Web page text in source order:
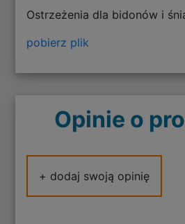
Ostrzeżenia dla bidonów i
pobierz plik
Opinie o
+ dodaj swoją opinię